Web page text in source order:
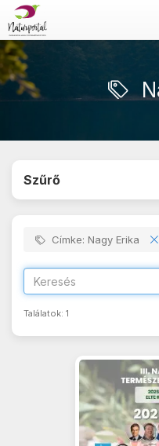
Szűrő
Címke: Nagy Erika
Találatok: 1